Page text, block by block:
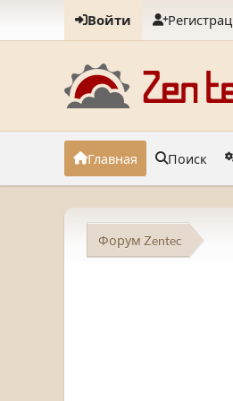
Войти
Главная Поиск
Форум Zentec